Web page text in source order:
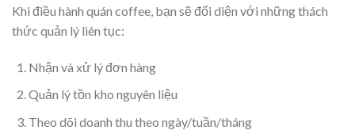
Khi điều hành quán coffee, bạn sẽ đối diện với những thách
thức quản lý liên tục:
Nhận và xử lý đơn hàng
Quản lý tồn kho nguyên liệu
Theo dõi doanh thu theo ngày/tuần/tháng